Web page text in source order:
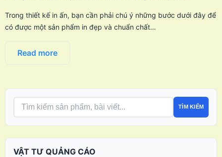
Trong thiết kế in ấn, bạn cần phải chú ý những bước dưới đây để
có được một sản phẩm in đẹp và chuẩn chất…
Read more
TÌM KIẾM
VẬT TƯ QUẢNG CÁO